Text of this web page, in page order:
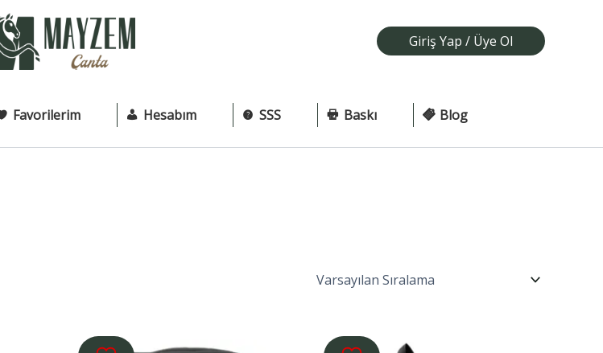
Giriş Yap / Üye Ol
Favorilerim Hesabım SSS Baskı Blog